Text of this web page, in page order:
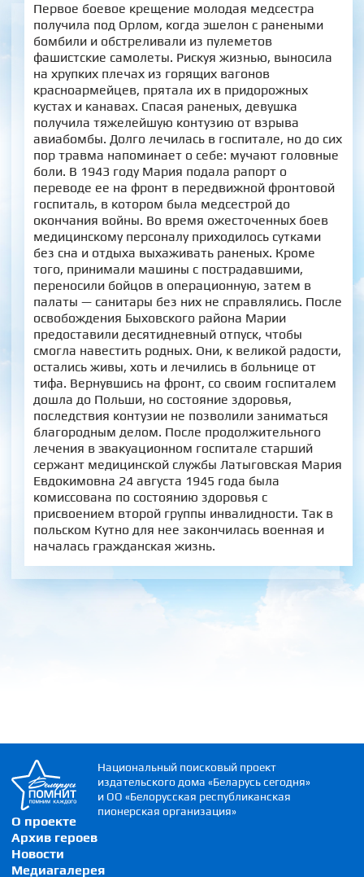
Первое боевое крещение молодая медсестра
получила под Орлом, когда эшелон с ранеными
бомбили и обстреливали из пулеметов
фашистские самолеты. Рискуя жизнью, выносила
на хрупких плечах из горящих вагонов
красноармейцев, прятала их в придорожных
кустах и канавах. Спасая раненых, девушка
получила тяжелейшую контузию от взрыва
авиабомбы. Долго лечилась в госпитале, но до сих
пор травма напоминает о себе: мучают головные
боли. В 1943 году Мария подала рапорт о
переводе ее на фронт в передвижной фронтовой
госпиталь, в котором была медсестрой до
окончания войны. Во время ожесточенных боев
медицинскому персоналу приходилось сутками
без сна и отдыха выхаживать раненых. Кроме
того, принимали машины с пострадавшими,
переносили бойцов в операционную, затем в
палаты — санитары без них не справлялись. После
освобождения Быховского района Марии
предоставили десятидневный отпуск, чтобы
смогла навестить родных. Они, к великой радости,
остались живы, хоть и лечились в больнице от
тифа. Вернувшись на фронт, со своим госпиталем
дошла до Польши, но состояние здоровья,
последствия контузии не позволили заниматься
благородным делом. После продолжительного
лечения в эвакуационном госпитале старший
сержант медицинской службы Латыговская Мария
Евдокимовна 24 августа 1945 года была
комиссована по состоянию здоровья с
присвоением второй группы инвалидности. Так в
польском Кутно для нее закончилась военная и
началась гражданская жизнь.
О проекте
Архив героев
Новости
Медиагалерея
Национальный поисковый проект
издательского дома «Беларусь сегодня»
и ОО «Белорусская республиканская
пионерская организация»